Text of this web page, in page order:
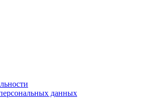
данных